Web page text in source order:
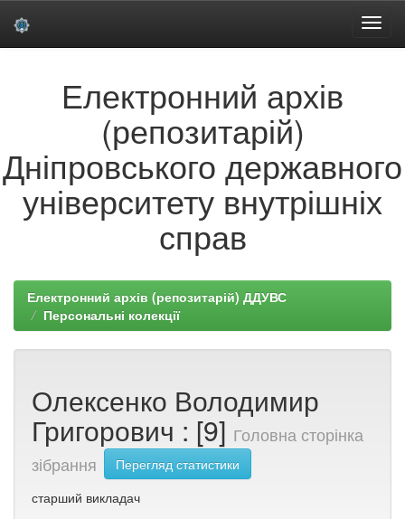
Електронний архів
(репозитарій)
Дніпровського державного
університету внутрішніх
справ
Електронний архів (репозитарій) ДДУВС
Персональні колекції
Олексенко Володимир
Григорович : [9] Головна сторінка
зібрання
Перегляд статистики
старший викладач